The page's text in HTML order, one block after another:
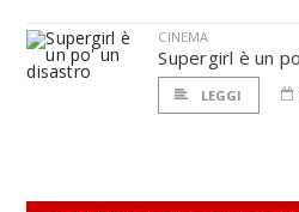
CINEMA
Supergirl è un
LEGGI